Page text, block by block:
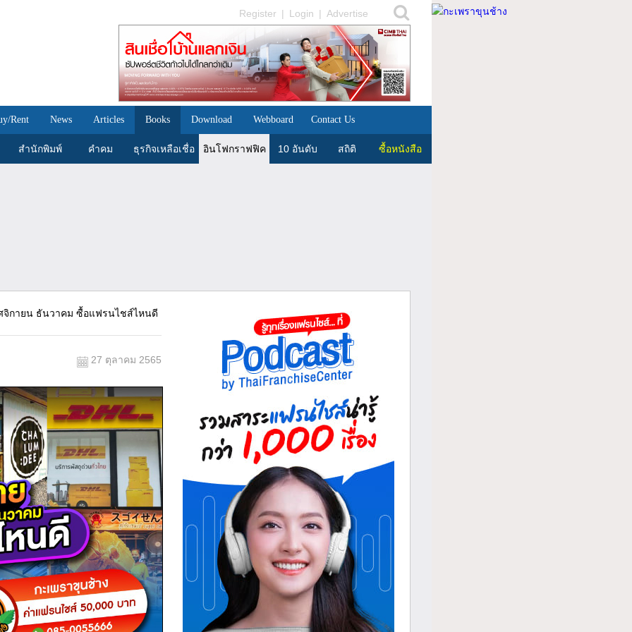
Register | Login | Advertise
Rent News Articles Books Download Webboard Contact Us
สำนักพิมพ์ คำคม ธุรกิจเหลือเชื่อ อินโฟกราฟฟิค 10 อันดับ สถิติ ซื้อหนังสือ
จิกายน ธันวาคม ซื้อแฟรนไชส์ไหนดี
27 ตุลาคม 2565